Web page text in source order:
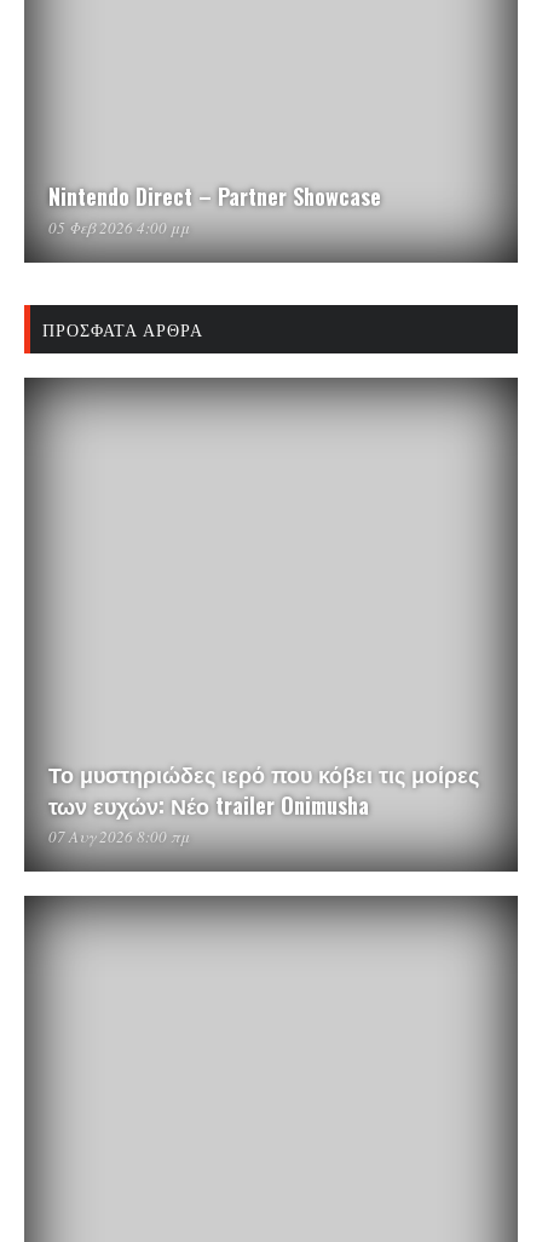
Nintendo Direct – Partner Showcase
05 Φεβ 2026 4:00 μμ
ΠΡΌΣΦΑΤΑ ΆΡΘΡΑ
Το μυστηριώδες ιερό που κόβει τις μοίρες
των ευχών: Νέο trailer Onimusha
07 Αυγ 2026 8:00 πμ